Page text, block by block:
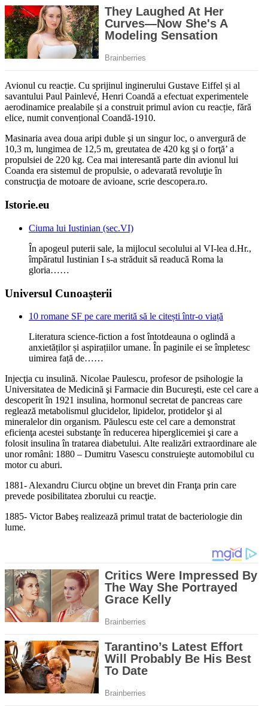
Avionul cu reacție. Cu sprijinul inginerului Gustave Eiffel și al
savantului Paul Painlevé, Henri Coandă a efectuat experimentele
aerodinamice prealabile și a construit primul avion cu reacție, fără
elice, numit convențional Coandă-1910.
Masinaria avea doua aripi duble şi un singur loc, o anvergură de
10,3 m, lungimea de 12,5 m, greutatea de 420 kg şi o forţă’ a
propulsiei de 220 kg. Cea mai interesantă parte din avionul lui
Coanda era sistemul de propulsie, o adevarată revoluţie în
construcţia de motoare de avioane, scrie descopera.ro.
Istorie.eu
Ciuma lui Iustinian (sec.VI)
În apogeul puterii sale, la mijlocul secolului al VI-lea d.Hr.,
împăratul Iustinian I s-a străduit să readucă Roma la
gloria……
Universul Cunoașterii
10 romane SF pe care merită să le citești într-o viață
Literatura science-fiction a fost întotdeauna o oglindă a
anxietăților și aspirațiilor umane. În paginile ei se împletesc
uimirea față de……
Injecţia cu insulină. Nicolae Paulescu, profesor de psihologie la
Universitatea de Medicină şi Farmacie din Bucureşti, este cel care a
descoperit în 1921 insulina, hormonul secretat de pancreas care
reglează metabolismul glucidelor, lipidelor, protidelor şi al
mineralelor din organism. Păulescu este cel care a demonstrat
eficienţa acestei substanţe în reducerea hiperglicemiei şi care a
folosit insulina în tratarea diabetului. Alte realizări extraordinare ale
unor români: 1880 – Dumitru Vasescu construieşte automobilul cu
motor cu aburi.
1881- Alexandru Ciurcu obţine un brevet din Franţa prin care
prevede posibilitatea zborului cu reacţie.
1885- Victor Babeş realizează primul tratat de bacteriologie din
lume.